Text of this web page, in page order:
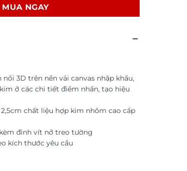
MUA NGAY
3D trên nền vải canvas nhập khẩu,
ở các chi tiết điểm nhấn, tạo hiệu
chất liệu hợp kim nhôm cao cấp
đinh vít nở treo tường
kích thước yêu cầu